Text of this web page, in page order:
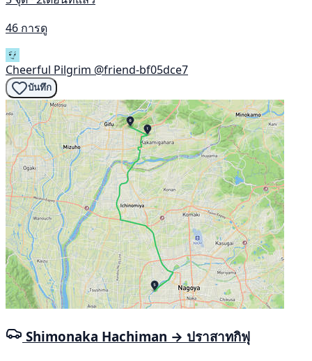
46 การดู
Cheerful Pilgrim @friend-bf05dce7
บันทึก
Shimonaka Hachiman → ปราสาทกิฟุ